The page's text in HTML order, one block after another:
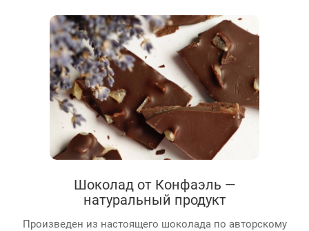
Шоколад от Конфаэль —
натуральный продукт
Произведен из настоящего шоколада по авторскому